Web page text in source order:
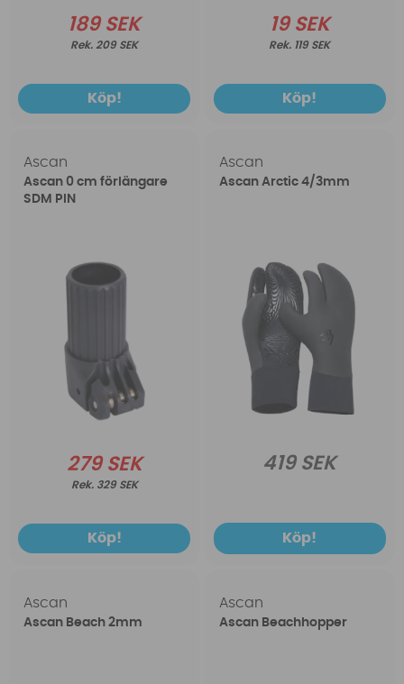
189 SEK
209 SEK
Köp!
19 SEK
119 SEK
Köp!
Ascan
Ascan 0 cm förlängare
SDM PIN
279 SEK
329 SEK
Köp!
Ascan
Ascan Arctic 4/3mm
419 SEK
Köp!
Ascan
Ascan Beach 2mm
Ascan
Ascan Beachhopper